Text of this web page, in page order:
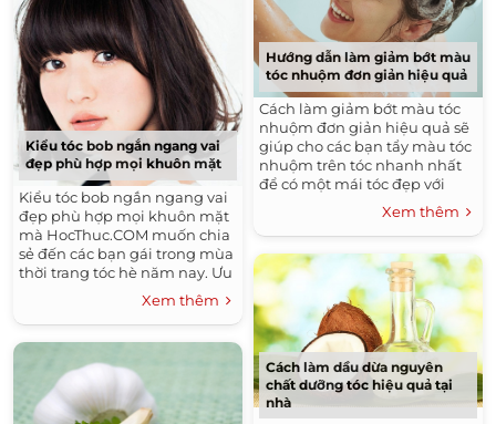
Kiểu tóc bob ngắn ngang vai
đẹp phù hợp mọi khuôn mặt
Kiểu tóc bob ngắn ngang vai
đẹp phù hợp mọi khuôn mặt
mà HocThuc.COM muốn chia
sẻ đến các bạn gái trong mùa
thời trang tóc hè năm nay. Ưu
điểm của tóc bob là có thể
Xem thêm
Hướng dẫn làm giảm bớt màu
tóc nhuộm đơn giản hiệu quả
Cách làm giảm bớt màu tóc
nhuộm đơn giản hiệu quả sẽ
giúp cho các bạn tẩy màu tóc
nhuộm trên tóc nhanh nhất
để có một mái tóc đẹp với
tone màu mà mình yêu thích.
Xem thêm
Cách làm dầu dừa nguyên
chất dưỡng tóc hiệu quả tại
nhà